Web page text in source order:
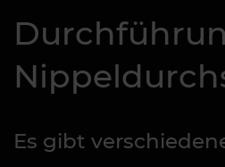
Es gibt